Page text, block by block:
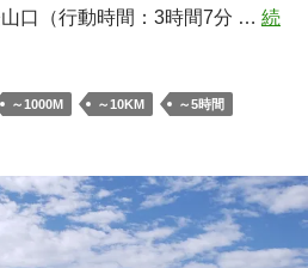
口（行動時間：3時間7分 … 続
～1000M ～10KM ～5時間